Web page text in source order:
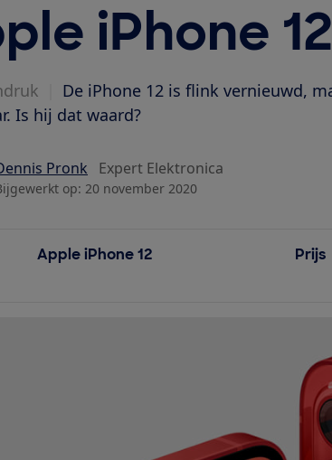
iPhone 12
De iPhone 12 is flink vernieuwd,
Is hij dat waard?
Pronk Expert Elektronica
op: 20 november 2020
Apple iPhone 12 Prijs